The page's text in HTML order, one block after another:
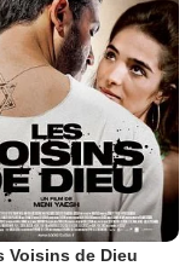
Voisins de Dieu